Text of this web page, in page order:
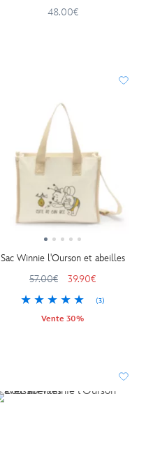
48.00€
Sac Winnie l'Ourson et abeilles
57.00€
39.90€
(3)
Vente 30%